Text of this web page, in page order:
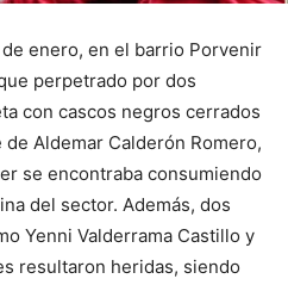
enero, en el barrio Porvenir
perpetrado por dos
con cascos negros cerrados
Aldemar Calderón Romero,
se encontraba consumiendo
del sector. Además, dos
Yenni Valderrama Castillo y
resultaron heridas, siendo